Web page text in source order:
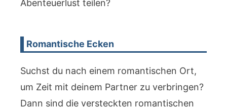
Abenteuerlust teilen?
Romantische Ecken
Suchst du nach einem romantischen Ort,
um Zeit mit deinem Partner zu verbringen?
Dann sind die versteckten romantischen